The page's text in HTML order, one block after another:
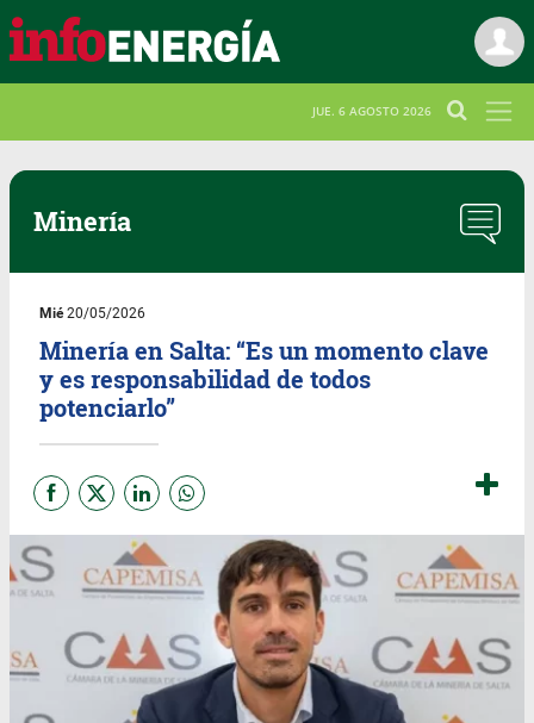
JUE. 6 AGOSTO 2026
Minería
Mié20/05/2026
Minería en Salta: “Es un momento clave
y es responsabilidad de todos
potenciarlo”